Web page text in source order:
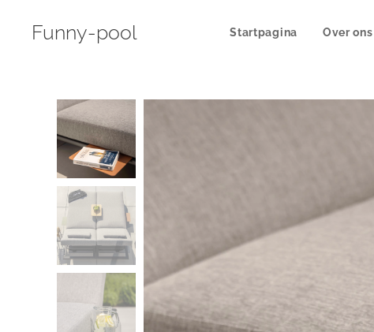
Funny-pool Startpagina Over ons